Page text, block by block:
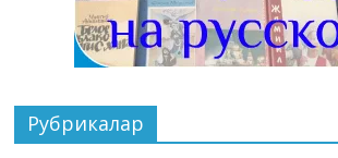
Рубрикалар